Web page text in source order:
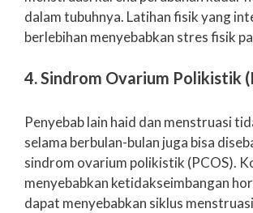
dalam tubuhnya. Latihan fisik yang
berlebihan menyebabkan stres fisik
4. Sindrom Ovarium Polikistik
Penyebab lain haid dan menstruasi
selama berbulan-bulan juga bisa
sindrom ovarium polikistik (PCOS).
menyebabkan ketidakseimbangan
dapat menyebabkan siklus